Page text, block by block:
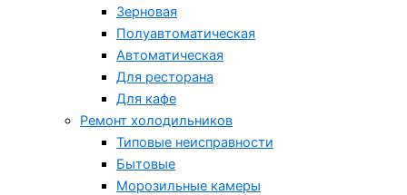
Зерновая
Полуавтоматическая
Автоматическая
Для ресторана
Для кафе
Ремонт холодильников
Типовые неисправности
Бытовые
Морозильные камеры